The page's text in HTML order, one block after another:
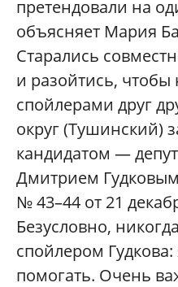
претендовали на
объясняет Мария
Старались
и разойтись,
спойлерами друг
округ (Тушинский)
кандидатом —
Дмитрием
№ 43–44 от 21
Безусловно,
спойлером Гудкова:
помогать. Очень